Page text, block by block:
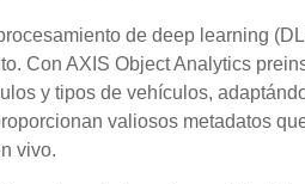
de deep learning
Con AXIS Object Analytics
y tipos de vehículos,
valiosos metadatos
vivo.